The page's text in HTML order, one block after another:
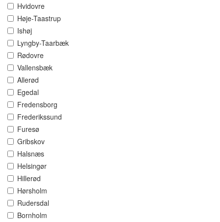
Hvidovre
Høje-Taastrup
Ishøj
Lyngby-Taarbæk
Rødovre
Vallensbæk
Allerød
Egedal
Fredensborg
Frederikssund
Furesø
Gribskov
Halsnæs
Helsingør
Hillerød
Hørsholm
Rudersdal
Bornholm